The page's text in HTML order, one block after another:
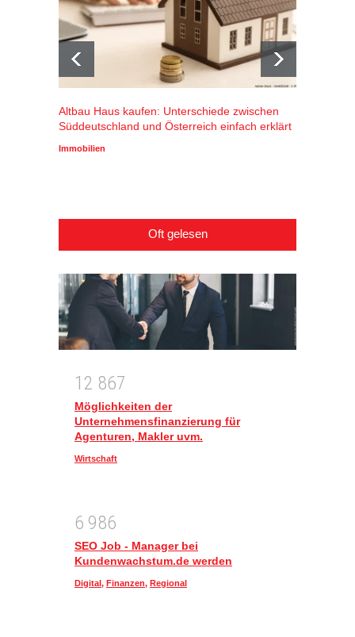
Altbau Haus kaufen: Unterschiede zwischen
Süddeutschland und Österreich einfach erklärt
Immobilien
Oft gelesen
1 2 867
Möglichkeiten der
Unternehmensfinanzierung für
Agenturen, Makler uvm.
Wirtschaft
6 986
SEO Job - Manager bei
Kundenwachstum.de werden
Digital, Finanzen, Regional